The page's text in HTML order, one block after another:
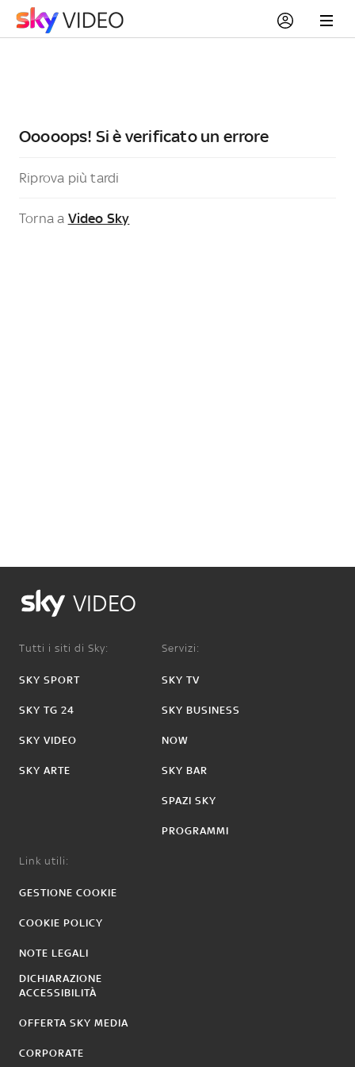
Ooooops! Si è verificato un errore
Riprova più tardi
Torna a Video Sky
VIDEO
Tutti i siti di Sky:
SKY SPORT
SKY TG 24
SKY VIDEO
SKY ARTE
Servizi:
SKY TV
SKY BUSINESS
NOW
SKY BAR
SPAZI SKY
PROGRAMMI
Link utili:
GESTIONE COOKIE
COOKIE POLICY
NOTE LEGALI
DICHIARAZIONE
ACCESSIBILITÀ
OFFERTA SKY MEDIA
CORPORATE